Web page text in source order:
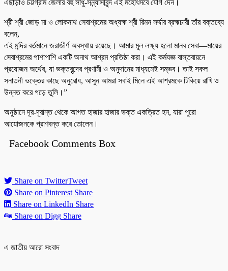
এছাড়াও চট্টগ্রাম জেলার বহু সাধু-সন্ন্যাসীবৃন্দ এই মহোৎসবে যোগ দেন।
শ্রী শ্রী জোড় মা ও লোকনাথ সেবাশ্রমের অধ্যক্ষ শ্রী রিমন সর্দ্দার ব্রহ্মচারী তাঁর বক্তব্যে
বলেন,
এই মন্দির বর্তমানে জরাজীর্ণ অবস্থায় রয়েছে। আমার মূল লক্ষ্য হলো মানব সেবা—মায়ের
সেবাশ্রমের পাশাপাশি একটি অনাথ আশ্রম প্রতিষ্ঠা করা। এই কর্মযজ্ঞ বাস্তবায়নে
প্রয়োজন অর্থের, যা ভক্তবৃন্দের প্রণামী ও অনুদানের মাধ্যমেই সম্ভব। তাই সকল
সনাতনী ভক্তের কাছে অনুরোধ, আসুন আমরা সবাই মিলে এই আশ্রমকে টিকিয়ে রাখি ও
উন্নত করে গড়ে তুলি।”
অনুষ্ঠানে দূর-দূরান্ত থেকে আগত হাজার হাজার ভক্ত একত্রিত হন, যারা পুরো
আয়োজনকে প্রাণবন্ত করে তোলেন।
Facebook Comments Box
Share on TwitterTweet
Share on Pinterest Share
Share on LinkedIn Share
Share on Digg Share
এ জাতীয় আরো সংবাদ